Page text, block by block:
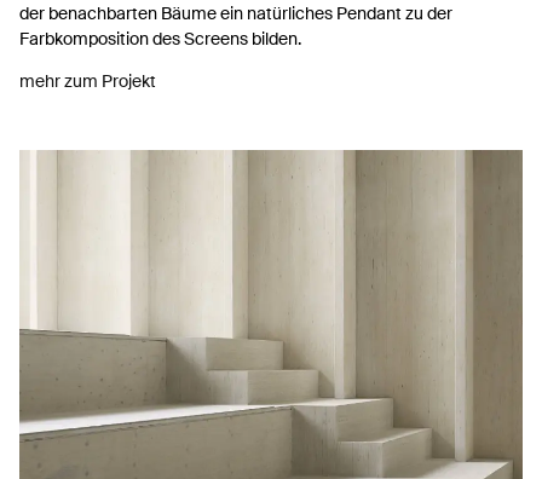
der benachbarten Bäume ein natürliches Pendant zu der
Farbkomposition des Screens bilden.
mehr zum Projekt